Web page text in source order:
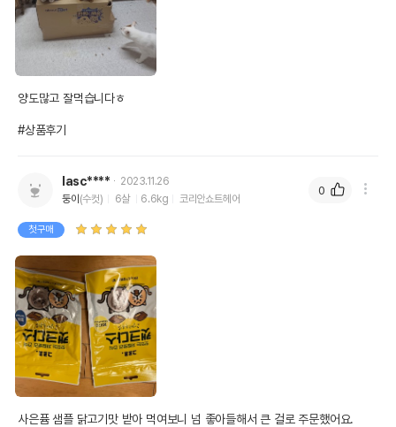
양도많고 잘먹습니다ㅎ
#상품후기
lasc****
2023.11.26
둥이 (수컷) 6살 6.6kg 코리안쇼트헤어
첫구매
사은퓸 샘플 닭고기맛 받아 먹여보니 넘 좋아들해서 큰 걸로 주문했어요.
0